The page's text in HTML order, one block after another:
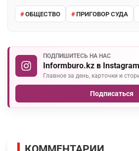
ОБЩЕСТВО ПРИГОВОР СУДА
ПОДПИШИТЕСЬ НА НАС
Informburo.kz в Instagram
Главное за день, карточки и
Подписаться